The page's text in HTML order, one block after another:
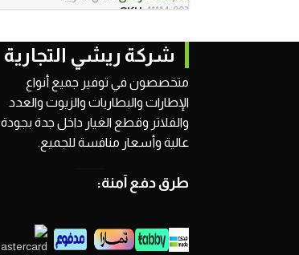
SKU:11114-003
شركة ريشي التجارية
متخصصون في توفير جميع أنواع
الإطارات والبطاريات والزيوت والعدد
والفلاتر وقطع الغيار داخل جدة بجودة
عالية وأسعار منافسة للجميع.
طرق دفع آمنة: